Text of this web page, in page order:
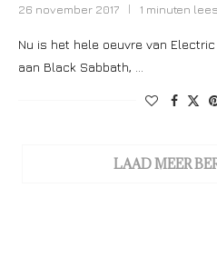
26 november 2017 1 minuten
Nu is het hele oeuvre van
aan Black Sabbath, …
LAAD MEER